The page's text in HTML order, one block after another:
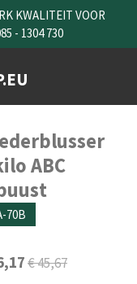
KWALITEIT VOOR
- 1304 730
ABC
70B
€ 45,67